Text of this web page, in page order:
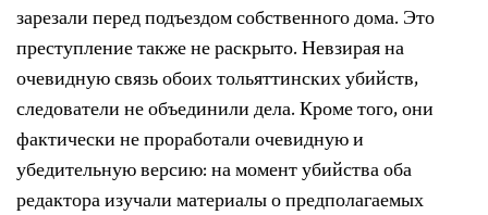
зарезали перед подъездом собственного дома. Это
преступление также не раскрыто. Невзирая на
очевидную связь обоих тольяттинских убийств,
следователи не объединили дела. Кроме того, они
фактически не проработали очевидную и
убедительную версию: на момент убийства оба
редактора изучали материалы о предполагаемых